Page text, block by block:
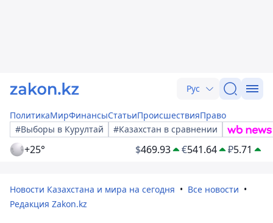
Рус
ПолитикаМирФинансыСтатьиПроисшествияПраво
#Выборы в Курултай
#Казахстан в сравнении
+25° $469.93 €541.64 ₽5.71
Новости Казахстана и мира на сегодня
Все новости
Редакция Zakon.kz